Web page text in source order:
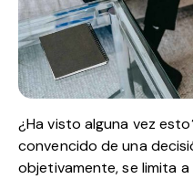
¿Ha visto alguna vez
convencido de una
objetivamente, se limita